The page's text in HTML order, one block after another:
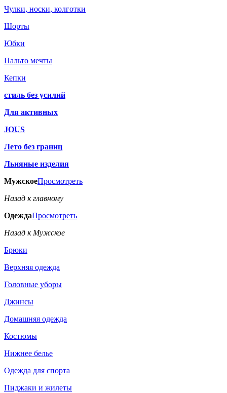
Чулки, носки, колготки
Шорты
Юбки
Пальто мечты
Кепки
стиль без усилий
Для активных
JOUS
Лето без границ
Льняные изделия
МужскоеПросмотреть
Назад к главному
ОдеждаПросмотреть
Назад к Мужское
Брюки
Верхняя одежда
Головные уборы
Джинсы
Домашняя одежда
Костюмы
Нижнее белье
Одежда для спорта
Пиджаки и жилеты